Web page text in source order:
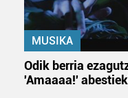
MUSIKA
Odik berria
'Amaaaa!'